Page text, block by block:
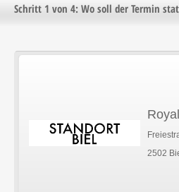
Schritt 1 von 4 Wo soll der Termin
2502